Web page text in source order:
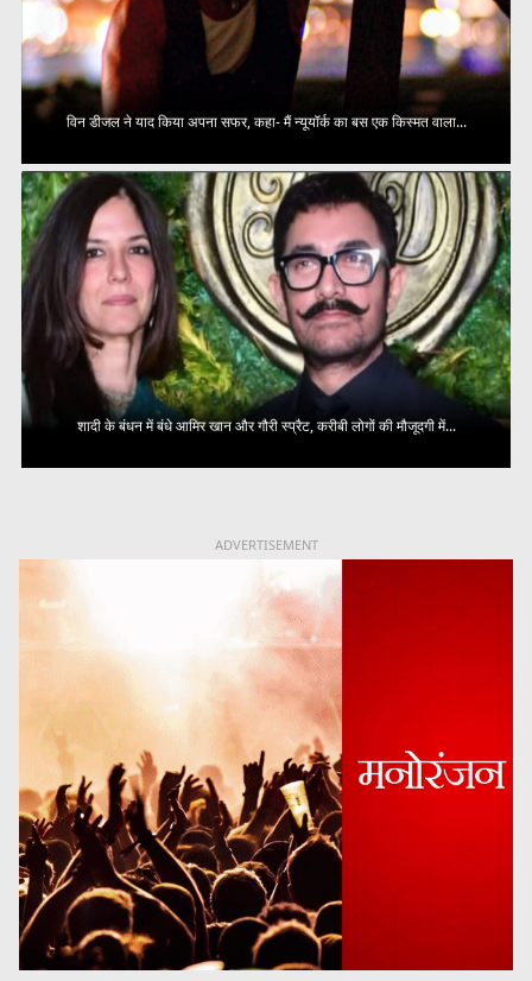
विन डीजल ने याद किया अपना सफर, कहा- मैं न्यूयॉर्क का बस एक किस्मत वाला...
शादी के बंधन में बंधे आमिर खान और गौरी स्प्रैट, करीबी लोगों की मौजूदगी में...
ADVERTISEMENT